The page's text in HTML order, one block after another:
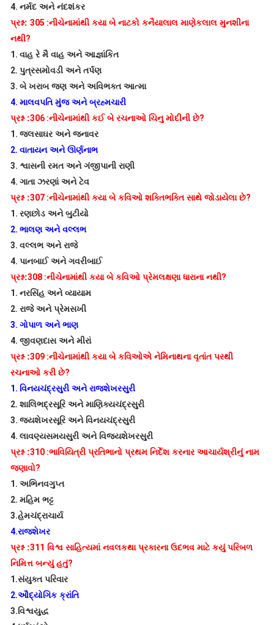
4. નર્મદ અને નંદશંકર
પ્રશ્ન: 305 :નીચેનામાંથી કયા બે નાટકો કનૈયાલાલ માણેકલાલ મુનશીના
નથી?
1. વાહ રે મૈ વાહ અને આજ્ઞાંકિત
2. પુત્રસમોવડી અને તર્પણ
3. બે ખરાબ જણ અને અવિભક્ત આત્મા
4. માલવપતિ મુંજ અને બ્રહ્મચારી
પ્રશ્ન :306 :નીચેનામાંથી કઈ બે રચનાઓ ચિનુ મોદીની છે?
1. જલસાઘર અને જનાવર
2. વાતાયન અને ઊર્ણનાભ
3. શ્વાસની રમત અને ગંજીપાની રાણી
4. ગાતા ઝરણાં અને ટેવ
પ્રશ્ન :307 :નીચેનામાંથી કયા બે કવિઓ શક્તિભક્તિ સાથે જોડાયેલા છે?
1. રણછોડ અને બુટીયો
2. ભાલણ અને વલ્લભ
3. વલ્લભ અને રાજે
4. પાનબાઈ અને ગવરીબાઈ
પ્રશ્ન:308 :નીચેનામાંથી કયા બે કવિઓ પ્રેમલક્ષણા ધારાના નથી?
1. નરસિંહ અને વ્યાયામ
2. રાજે અને પ્રેમસખી
3. ગોપાળ અને ભાણ
4. જીવણદાસ અને મીરાં
પ્રશ્ન :309 :નીચેનામાંથી કયા બે કવિઓએ નેમિનાથના વૃતાંત પરથી
રચનાઓ કરી છે?
1. વિનયચંદ્રસુરી અને રાજશેખરસુરી
2. શાલિભદ્રસૂરિ અને માણિક્યચંદ્રસુરી
3. જયશેખરસૂરિ અને વિનયચંદ્રસુરી
4. લાવણ્યસમયસુરી અને વિજયશેખરસુરી
પ્રશ્ન :310 :ભાવિયિત્રી પ્રતિભાનો પ્રથમ નિર્દેશ કરનાર આચાર્યશ્રીનું નામ
જણાવો?
1. અભિનવગુપ્ત
2. મહિમ ભટ્ટ
3.હેમચંદ્રાચાર્ય
4.રાજશેખર
પ્રશ્ન :311 વિશ્વ સાહિત્યમાં નવલકથા પ્રકારના ઉદભવ માટે કયું પરિબળ
નિમિત્ત બન્યું હતું?
1.સંયુક્ત પરિવાર
2.ઔદ્યોગિક ક્રાંતિ
3.વિશ્વયુદ્ધ